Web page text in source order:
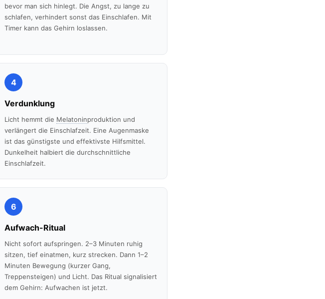
bevor man sich hinlegt. Die Angst, zu lange zu
schlafen, verhindert sonst das Einschlafen. Mit
Timer kann das Gehirn loslassen.
4
Verdunklung
Licht hemmt die Melatoninproduktion und
verlängert die Einschlafzeit. Eine Augenmaske
ist das günstigste und effektivste Hilfsmittel.
Dunkelheit halbiert die durchschnittliche
Einschlafzeit.
6
Aufwach-Ritual
Nicht sofort aufspringen. 2–3 Minuten ruhig
sitzen, tief einatmen, kurz strecken. Dann 1–2
Minuten Bewegung (kurzer Gang,
Treppensteigen) und Licht. Das Ritual signalisiert
dem Gehirn: Aufwachen ist jetzt.